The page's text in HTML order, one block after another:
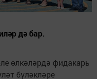
дә бар.
өлкәләрдә фидакарь
бүләкләре